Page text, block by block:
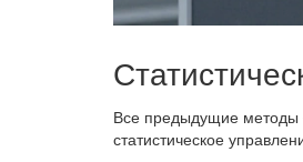
Все предыдущие методы
статистическое